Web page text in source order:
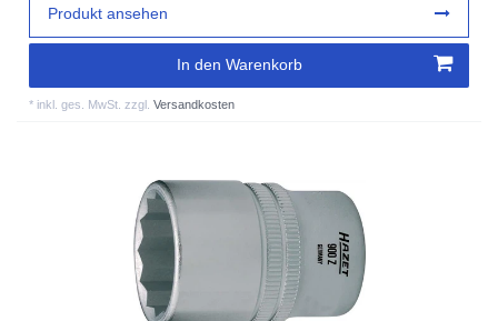
In den Warenkorb
* inkl. ges. MwSt. zzgl.Versandkosten
Produkt ansehen